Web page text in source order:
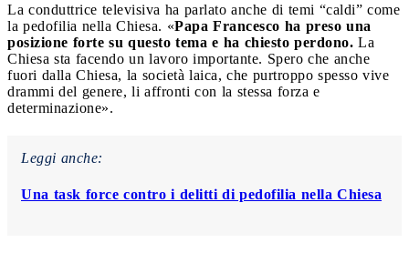
La conduttrice televisiva ha parlato anche di temi “caldi” come
la pedofilia nella Chiesa. «Papa Francesco ha preso una
posizione forte su questo tema e ha chiesto perdono. La
Chiesa sta facendo un lavoro importante. Spero che anche
fuori dalla Chiesa, la società laica, che purtroppo spesso vive
drammi del genere, li affronti con la stessa forza e
determinazione».
Leggi anche:
Una task force contro i delitti di pedofilia nella Chiesa